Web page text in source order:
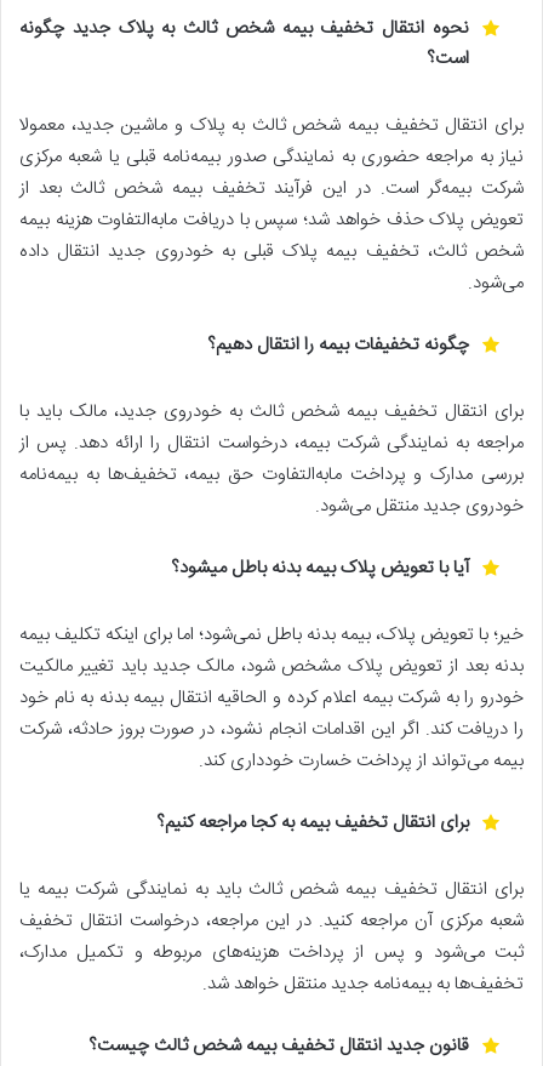
نحوه انتقال تخفیف بیمه شخص ثالث به پلاک جدید چگونه
است؟
برای انتقال تخفیف بیمه شخص ثالث به پلاک و ماشین جدید، معمولا
نیاز به مراجعه حضوری به نمایندگی صدور بیمه‌نامه قبلی یا شعبه مرکزی
شرکت بیمه‌گر است. در این فرآیند تخفیف بیمه شخص ثالث بعد از
تعویض پلاک حذف خواهد شد؛ سپس با دریافت مابه‌التفاوت هزینه بیمه
شخص ثالث، تخفیف بیمه پلاک قبلی به خودروی جدید انتقال داده
می‌شود.
چگونه تخفیفات بیمه را انتقال دهیم؟
برای انتقال تخفیف بیمه شخص ثالث به خودروی جدید، مالک باید با
مراجعه به نمایندگی شرکت بیمه، درخواست انتقال را ارائه دهد. پس از
بررسی مدارک و پرداخت مابه‌التفاوت حق بیمه، تخفیف‌ها به بیمه‌نامه
خودروی جدید منتقل می‌شود.
آیا با تعویض پلاک بیمه بدنه باطل میشود؟
خیر؛ با تعویض پلاک، بیمه بدنه باطل نمی‌شود؛ اما برای اینکه تکلیف بیمه
بدنه بعد از تعویض پلاک مشخص شود، مالک جدید باید تغییر مالکیت
خودرو را به شرکت بیمه اعلام کرده و الحاقیه انتقال بیمه بدنه به نام خود
را دریافت کند. اگر این اقدامات انجام نشود، در صورت بروز حادثه، شرکت
بیمه می‌تواند از پرداخت خسارت خودداری کند.
برای انتقال تخفیف بیمه به کجا مراجعه کنیم؟
برای انتقال تخفیف بیمه شخص ثالث باید به نمایندگی شرکت بیمه یا
شعبه مرکزی آن مراجعه کنید. در این مراجعه، درخواست انتقال تخفیف
ثبت می‌شود و پس از پرداخت هزینه‌های مربوطه و تکمیل مدارک،
تخفیف‌ها به بیمه‌نامه جدید منتقل خواهد شد.
قانون جدید انتقال تخفیف بیمه شخص ثالث چیست؟